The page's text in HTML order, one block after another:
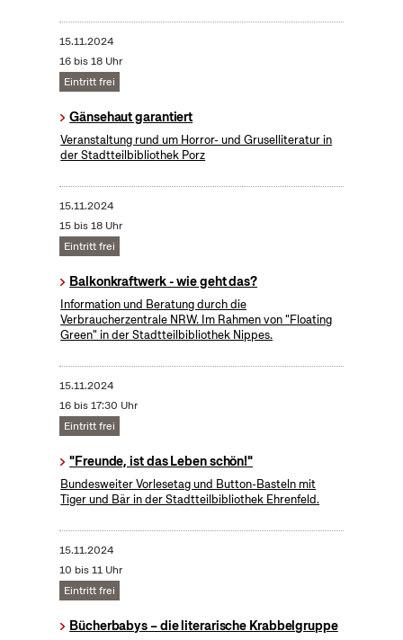
15.11.2024
16 bis 18 Uhr
Eintritt frei
Gänsehaut garantiert
Veranstaltung rund um Horror- und Gruselliteratur in
der Stadtteilbibliothek Porz
15.11.2024
15 bis 18 Uhr
Eintritt frei
Balkonkraftwerk - wie geht das?
Information und Beratung durch die
Verbraucherzentrale NRW. Im Rahmen von "Floating
Green" in der Stadtteilbibliothek Nippes.
15.11.2024
16 bis 17:30 Uhr
Eintritt frei
"Freunde, ist das Leben schön!"
Bundesweiter Vorlesetag und Button-Basteln mit
Tiger und Bär in der Stadtteilbibliothek Ehrenfeld.
15.11.2024
10 bis 11 Uhr
Eintritt frei
Bücherbabys – die literarische Krabbelgruppe